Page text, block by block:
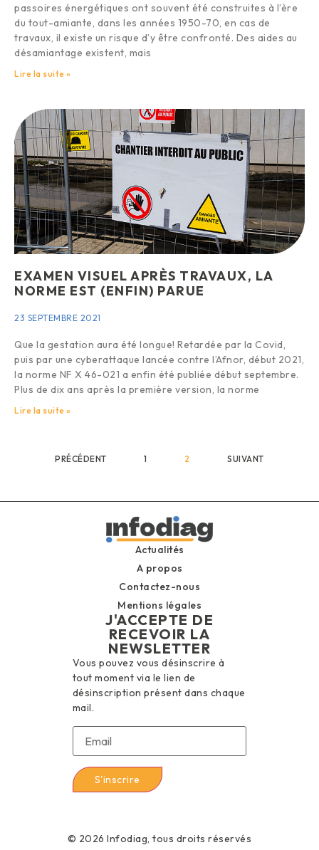
passoires énergétiques ont souvent été construites à l’ère
du tout-amiante, dans les années 1950-70, en cas de
travaux, il existe un risque d’y être confronté. Des aides au
désamiantage existent, mais
Lire la suite »
EXAMEN VISUEL APRÈS TRAVAUX, LA
NORME EST (ENFIN) PARUE
23 SEPTEMBRE 2021
Que la gestation aura été longue! Retardée par la Covid,
puis par une cyberattaque lancée contre l’Afnor, début 2021,
la norme NF X 46-021 a enfin été publiée début septembre.
Plus de dix ans après la première version, la norme
Lire la suite »
PRÉCÉDENT 1 2 SUIVANT
Actualités
A propos
Contactez-nous
Mentions légales
J'ACCEPTE DE
RECEVOIR LA
NEWSLETTER
Vous pouvez vous désinscrire à
tout moment via le lien de
désinscription présent dans chaque
mail.
© 2026 Infodiag, tous droits réservés